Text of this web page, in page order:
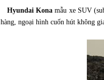
Hyundai Konamẫu xe SUV
hàng, ngoại hình cuốn hút không